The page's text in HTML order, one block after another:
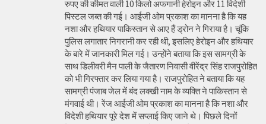
रुपए की कीमत वाली 10 किलो अफगानी हेरोइन और 11 विदेशी
पिस्टल जब्त की गई। आईजी ओम प्रकाश का मानना है कि यह
नशा और हथियार पाकिस्तान से आए हैं ड्रोन ने गिराया है। चूंकि
पुलिस लगातार निगरानी कर रही थी, इसलिए हेरोइन और हथियार
के बारे में जानकारी मिल गई। उन्होंने बताया कि इस सामग्री के
साथ डिलीवरी मैन पाली के जैतारण निवासी वीरेंद्र सिंह राजपुरोहित
को भी गिरफ्तार कर लिया गया है। राजपुरोहित ने बताया कि यह
सामग्री पंजाब जेल में बंद लक्खी नाम के व्यक्ति ने पाकिस्तान से
मंगवाई थी। रेंज आईजी ओम प्रकाश का मानना है कि नशा और
विदेशी हथियार पूरे देश में सप्लाई किए जाने थे। पिछले दिनों